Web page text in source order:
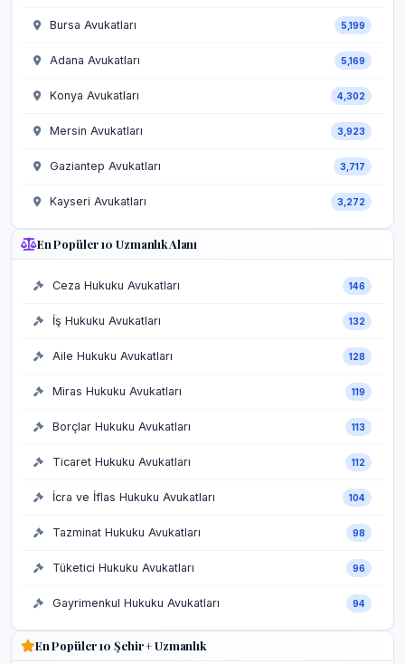
Bursa Avukatları 5,199
Adana Avukatları 5,169
Konya Avukatları 4,302
Mersin Avukatları 3,923
Gaziantep Avukatları 3,717
Kayseri Avukatları 3,272
En Popüler 10 Uzmanlık Alanı
Ceza Hukuku Avukatları 146
İş Hukuku Avukatları 132
Aile Hukuku Avukatları 128
Miras Hukuku Avukatları 119
Borçlar Hukuku Avukatları 113
Ticaret Hukuku Avukatları 112
İcra ve İflas Hukuku Avukatları 104
Tazminat Hukuku Avukatları 98
Tüketici Hukuku Avukatları 96
Gayrimenkul Hukuku Avukatları 94
En Popüler 10 Şehir + Uzmanlık